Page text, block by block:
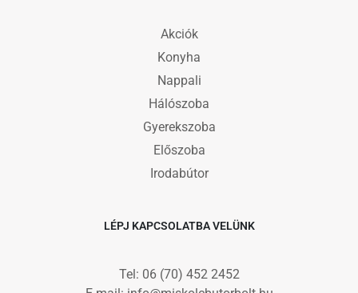
Akciók
Konyha
Nappali
Hálószoba
Gyerekszoba
Előszoba
Irodabútor
LÉPJ KAPCSOLATBA VELÜNK
Tel: 06 (70) 452 2452